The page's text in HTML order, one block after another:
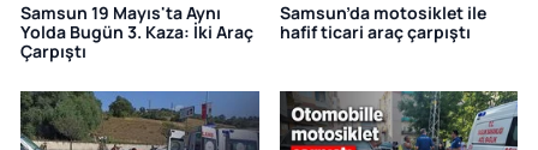
Samsun 19 Mayıs'ta Aynı
Yolda Bugün 3. Kaza: İki Araç
Çarpıştı
Samsun’da motosiklet ile
hafif ticari araç çarpıştı